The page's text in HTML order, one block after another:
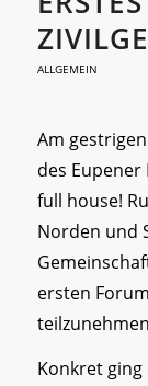
ALLGEMEIN
Am
des
full house!
Norden und
ersten
Konkret